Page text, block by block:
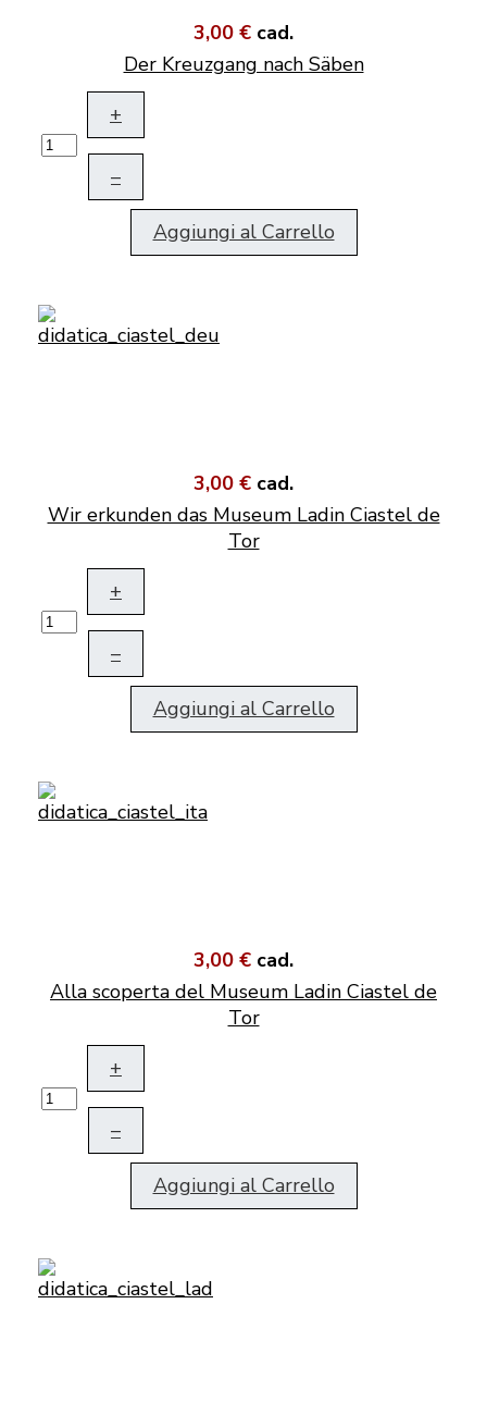
3,00 € cad.
Der Kreuzgang nach Säben
+
–
Aggiungi al Carrello
3,00 € cad.
Wir erkunden das Museum Ladin Ciastel de
Tor
+
–
Aggiungi al Carrello
3,00 € cad.
Alla scoperta del Museum Ladin Ciastel de
Tor
+
–
Aggiungi al Carrello